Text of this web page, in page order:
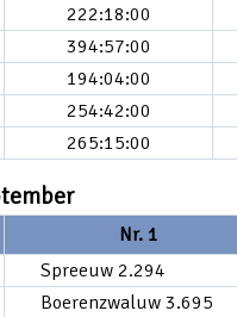
222:18:00
394:57:00
194:04:00
254:42:00
265:15:00
Nr. 1
Spreeuw 2.294
Boerenzwaluw 3.695